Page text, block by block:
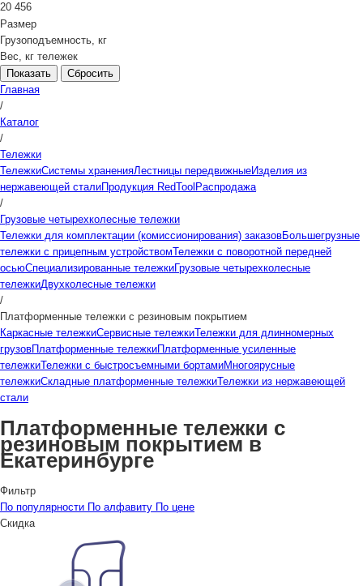
20 456
Размер
Грузоподъемность, кг
Вес, кг тележек
Сбросить
Главная
/
Каталог
/
Тележки
ТележкиСистемы храненияЛестницы передвижныеИзделия из
нержавеющей сталиПродукция RedTool Распродажа
/
Грузовые четырехколесные тележки
Тележки для комплектации (комиссионирования) заказовБольшегрузные
тележки с прицепным устройствомТележки с поворотной передней
осьюСпециализированные тележкиГрузовые четырехколесные
тележкиДвухколесные тележки
/
Платформенные тележки с резиновым покрытием
Каркасные тележкиСервисные тележкиТележки для длинномерных
грузовПлатформенные тележкиПлатформенные усиленные
тележкиТележки с быстросъемными бортамиМногоярусные
тележкиСкладные платформенные тележкиТележки из нержавеющей
стали
Платформенные тележки с
резиновым покрытием в
Екатеринбурге
Фильтр
По популярности По алфавиту По цене
Скидка